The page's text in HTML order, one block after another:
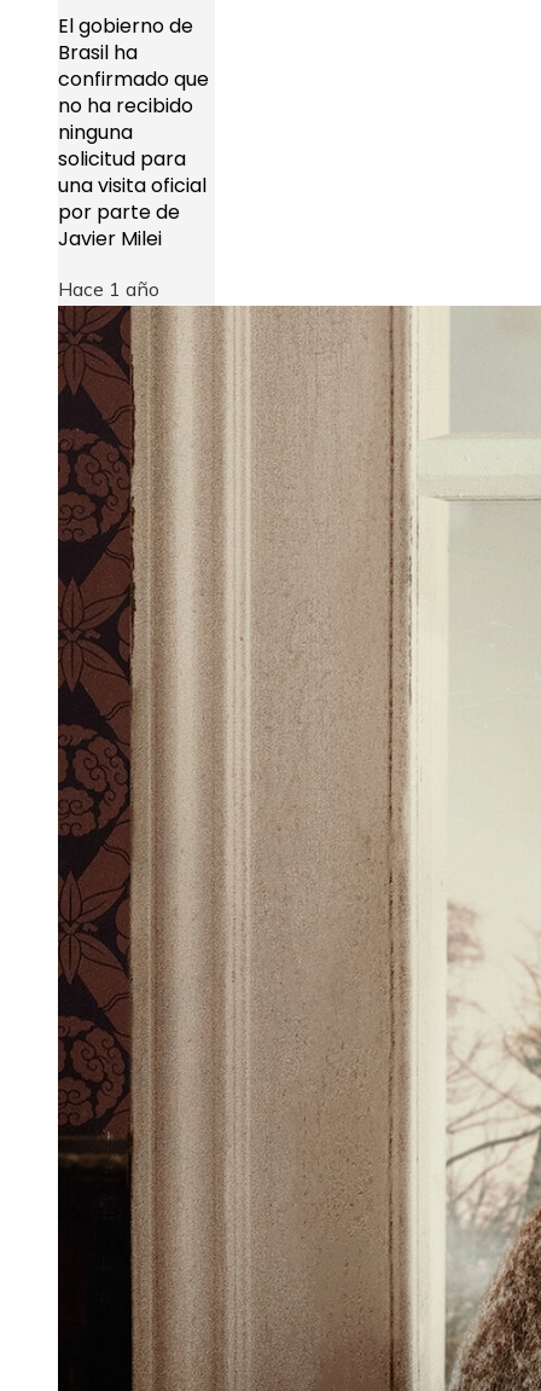
El gobierno de
Brasil ha
confirmado que
no ha recibido
ninguna
solicitud para
una visita oficial
por parte de
Javier Milei
Hace 1 año